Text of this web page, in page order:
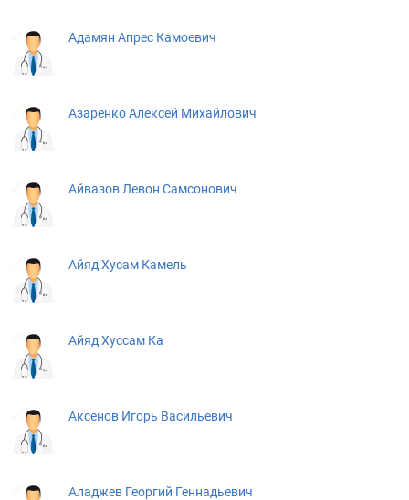
Адамян Апрес Камоевич
Азаренко Алексей Михайлович
Айвазов Левон Самсонович
Айяд Хусам Камель
Айяд Хуссам Ка
Аксенов Игорь Васильевич
Аладжев Георгий Геннадьевич